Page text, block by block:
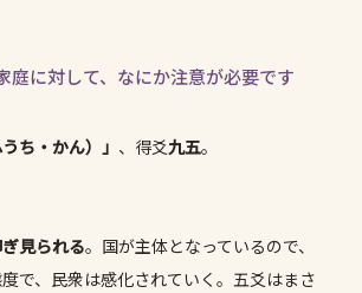
に対して、なにか注意が必要です
ち・かん）」 、得爻九五。
見られる。国が主体となっているので、
で、民衆は感化されていく。五爻はまさ